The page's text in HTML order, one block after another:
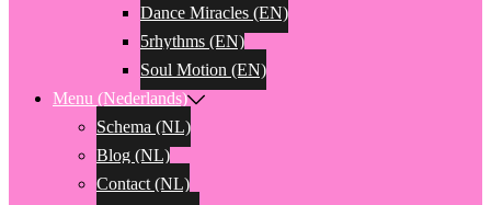
Dance Miracles (EN)
5rhythms (EN)
Soul Motion (EN)
Menu (Nederlands)
Schema (NL)
Blog (NL)
Contact (NL)